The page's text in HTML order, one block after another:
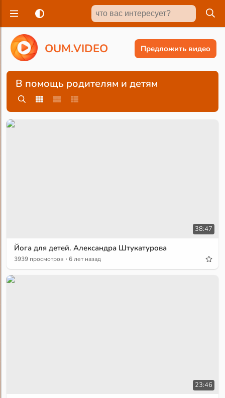
OUM.VIDEO Предложить видео
В помощь родителям и детям
38:47
Йога для детей. Александра Штукатурова
3939 просмотров · 6 лет назад
23:46